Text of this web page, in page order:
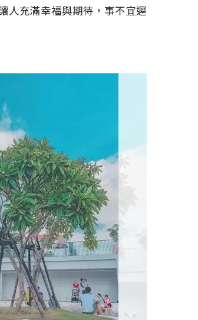
人充滿幸福與期待，事不宜遲